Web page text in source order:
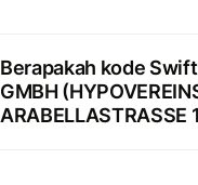
Berapakah kode
GMBH
ARABELLASTRASSE